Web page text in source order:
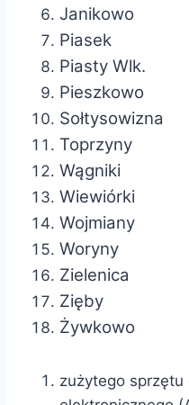
Janikowo
Piasek
Piasty Wlk.
Pieszkowo
Sołtysowizna
Toprzyny
Wągniki
Wiewiórki
Wojmiany
Woryny
Zielenica
Zięby
Żywkowo
zużytego sprzętu